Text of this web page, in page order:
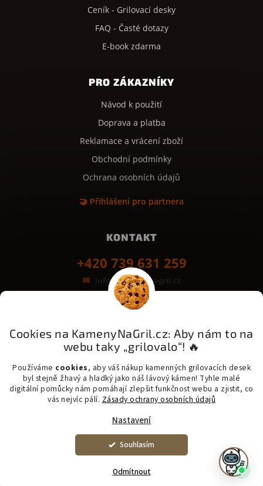
Cookies na KamenyNaGril.cz: Aby nám to na
webu taky „grilovalo“! 🔥
Používáme cookies, aby váš nákup kamenných grilovacích desek
byl stejně žhavý a hladký jako náš lávový kámen! Tyhle malé
digitální pomůcky nám pomáhají zlepšit funkčnost webu a zjistit, co
vás nejvíc pálí. Zásady ochrany osobních údajů
Nastavení
Odmítnout
Souhlasím
​​​⚠️ SUPER CENA 2 800 Kč: Lávový kámen 46x40x3 cm s
nerezovým rámečkem. Kontakt: 739 631 259. (Vyrobili jsme
omylem špatný rozměr)
Ceník - Grilovací desky
FAQ - Časté dotazy
E-book zdarma
PRO ZÁKAZNÍKY
Návod k použití
Doprava a platba
Reklamace a vrácení zboží
Obchodní podmínky
Ochrana osobních údajů
🤝 Přihlášení pro partnera
KONTAKT
+420 739 631 259
info@kamenynagril.cz
Grilovací desky z kamene
GoPay
Odložená platba
Platba na třetinky
Messenger - šetrná přeprava kamene
Copyright 2026 KamenyNaGril.cz. Všechna práva vyhrazena. |
Upravit nastavení cookies